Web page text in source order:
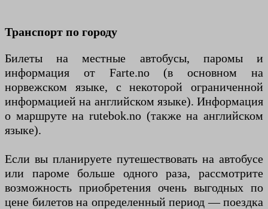
Транспорт по городу
Билеты на местные автобусы, паромы и
информация от Farte.no (в основном на
норвежском языке, с некоторой ограниченной
информацией на английском языке). Информация
о маршруте на rutebok.no (также на английском
языке).
Если вы планируете путешествовать на автобусе
или пароме больше одного раза, рассмотрите
возможность приобретения очень выгодных по
цене билетов на определенный период — поездка